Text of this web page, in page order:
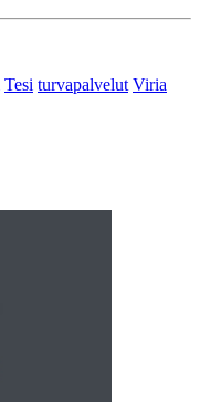
Tesi turvapalvelut Viria